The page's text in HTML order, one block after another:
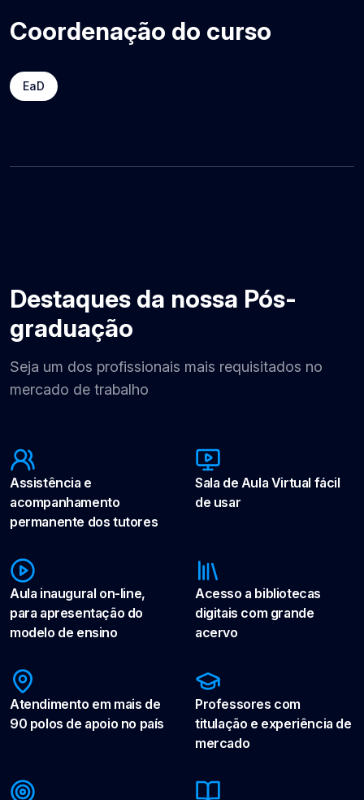
Coordenação do curso
EaD
Destaques da nossa Pós-
graduação
Seja um dos profissionais mais requisitados no
mercado de trabalho
Assistência e
acompanhamento
permanente dos tutores
Sala de Aula Virtual fácil
de usar
Aula inaugural on-line,
para apresentação do
modelo de ensino
Acesso a bibliotecas
digitais com grande
acervo
Atendimento em mais de
90 polos de apoio no país
Professores com
titulação e experiência de
mercado